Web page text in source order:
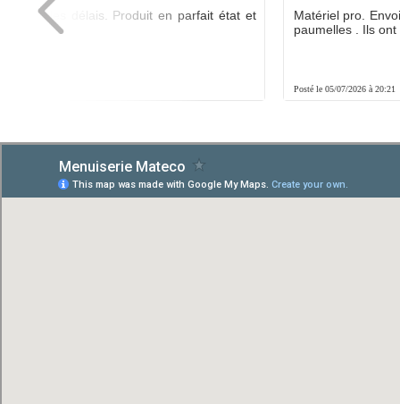
dans les délais. Produit en parfait état et
Posté le 05/07/2026 à 20:21
Matériel pro.
paumelles . Ils ont